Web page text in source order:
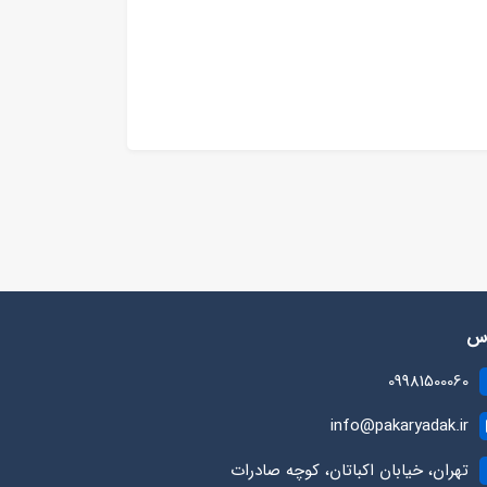
09981500060
info@pakaryadak.ir
تهران، خیابان اکباتان، کوچه صادرات